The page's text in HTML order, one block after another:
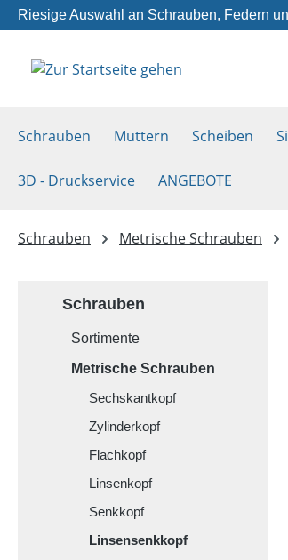
Hauptinhalt springen
Zur Suche springen
Zur Hauptnavigation springen
Riesige Auswahl an Schrauben, Federn
Schrauben Muttern Scheiben
3D - Druckservice ANGEBOTE
Schrauben Metrische Schrauben
Schrauben
Sortimente
Metrische Schrauben
Sechskantkopf
Zylinderkopf
Flachkopf
Linsenkopf
Senkkopf
Linsensenkkopf